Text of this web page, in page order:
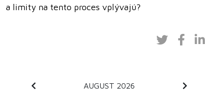
a limity na tento proces vplývajú?
AUGUST 2026